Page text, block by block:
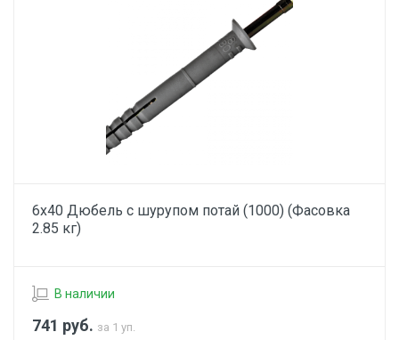
6х40 Дюбель с шурупом потай (1000) (Фасовка
2.85 кг)
В наличии
741 руб. за 1 уп.